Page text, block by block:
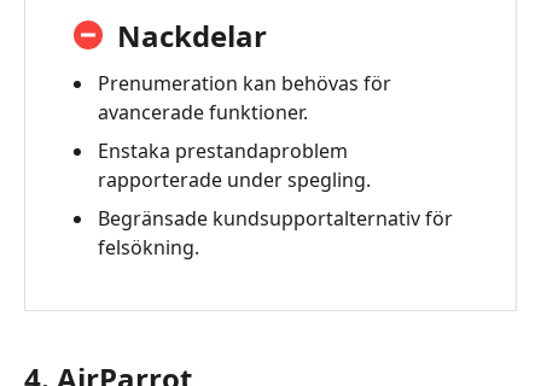
Nackdelar
Prenumeration kan behövas för
avancerade funktioner.
Enstaka prestandaproblem
rapporterade under spegling.
Begränsade kundsupportalternativ för
felsökning.
4. AirParrot